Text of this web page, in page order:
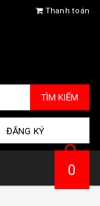
Thanh toán
TÌM KIẾM
ĐĂNG KÝ
0